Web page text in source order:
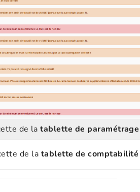
de latablette de
de la tablette de comptabilité